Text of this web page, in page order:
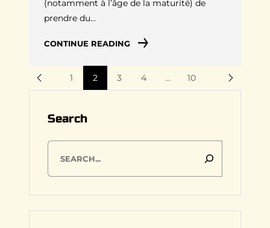
(notamment à l’âge de la maturité) de
prendre du…
CONTINUE READING
1 2 3 4 … 10
Search
S
c